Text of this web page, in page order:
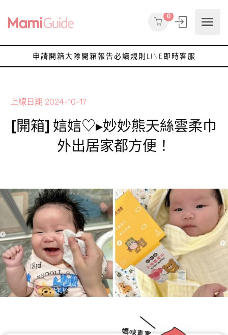
0
申請開箱大隊開箱報告必讀規則 LINE即時客服
上線日期 2024-10-17
[開箱] 娮娮♡▸妙妙熊天絲雲柔巾
外出居家都方便！